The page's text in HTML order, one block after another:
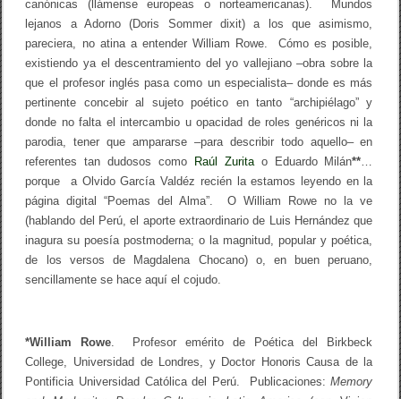
canónicas (llámense europeas o norteamericanas). Mundos
lejanos a Adorno (Doris Sommer dixit) a los que asimismo,
pareciera, no atina a entender William Rowe. Cómo es posible,
existiendo ya el descentramiento del yo vallejiano –obra sobre la
que el profesor inglés pasa como un especialista– donde es más
pertinente concebir al sujeto poético en tanto “archipiélago” y
donde no falta el intercambio u opacidad de roles genéricos ni la
parodia, tener que ampararse –para describir todo aquello– en
referentes tan dudosos como
Raúl Zuritao Eduardo Milán**…
porque a Olvido García Valdéz recién la estamos leyendo en la
página digital “Poemas del Alma”. O William Rowe no la ve
(hablando del Perú, el aporte extraordinario de Luis Hernández que
inagura su poesía postmoderna; o la magnitud, popular y poética,
de los versos de Magdalena Chocano) o, en buen peruano,
sencillamente se hace aquí el cojudo.
*William Rowe. Profesor emérito de Poética del Birkbeck
College, Universidad de Londres, y Doctor Honoris Causa de la
Pontificia Universidad Católica del Perú. Publicaciones:Memory